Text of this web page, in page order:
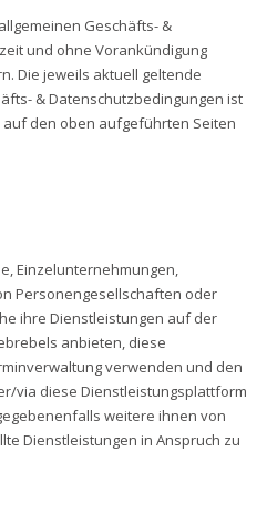
Geschäfts- &
und ohne Vorankündigung
Die jeweils aktuell geltende
& Datenschutzbedingungen ist
den oben aufgeführten Seiten
Einzelunternehmungen,
Personengesellschaften oder
ihre Dienstleistungen auf der
anbieten, diese
verwenden und den
via diese Dienstleistungsplattform
weitere ihnen von
Dienstleistungen in Anspruch zu